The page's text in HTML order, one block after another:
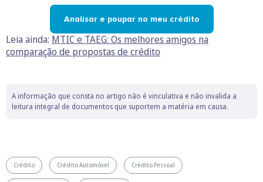
Analisar e poupar no meu crédito
Leia ainda: MTIC e TAEG: Os melhores amigos na
comparação de propostas de crédito
A informação que consta no artigo não é vinculativa e não invalida a
leitura integral de documentos que suportem a matéria em causa.
Crédito Crédito Automóvel Crédito Pessoal